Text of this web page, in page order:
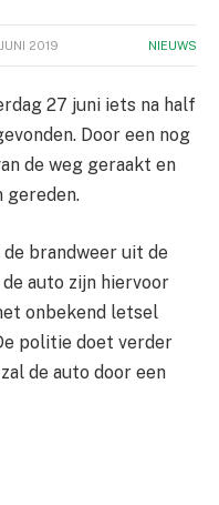
2019 NIEUWS
27 juni iets na half
Door een nog
de weg geraakt en
gereden.
brandweer uit de
auto zijn hiervoor
onbekend letsel
politie doet verder
de auto door een